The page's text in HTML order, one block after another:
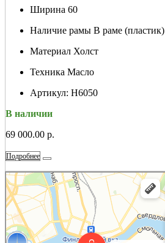
Ширина 60
Наличие рамы В раме (пластик)
Материал Холст
Техника Масло
Артикул: Н6050
В наличии
69 000.00 р.
Подробнее